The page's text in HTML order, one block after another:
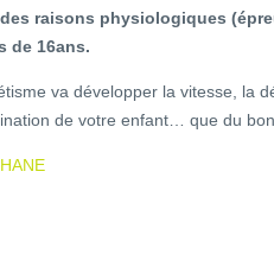
raisons physiologiques
de 16ans.
va développer la vitesse, la
de votre enfant… que du